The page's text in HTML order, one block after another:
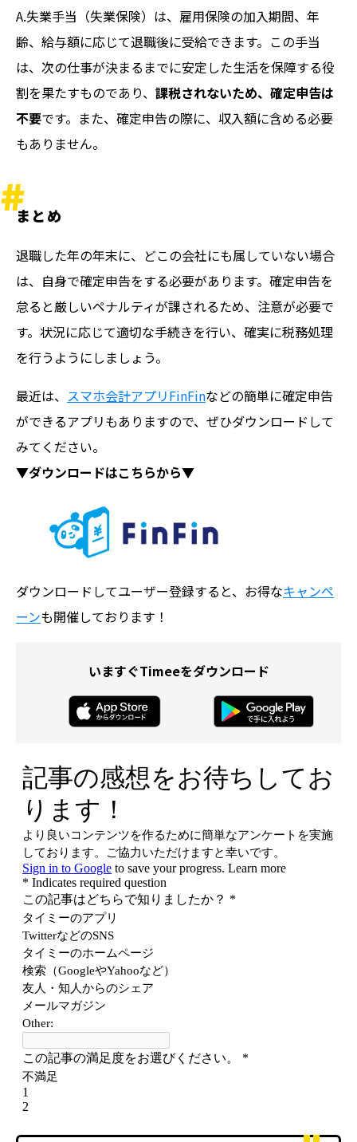
A.失業手当（失業保険）は、雇用保険の加入期間、年
齢、給与額に応じて退職後に受給できます。この手当
は、次の仕事が決まるまでに安定した生活を保障する役
割を果たすものであり、 課税されないため、確定申告は
不要です。また、確定申告の際に、収入額に含める必要
もありません。
まとめ
退職した年の年末に、どこの会社にも属していない場合
は、自身で確定申告をする必要があります。確定申告を
怠ると厳しいペナルティが課されるため、注意が必要で
す。状況に応じて適切な手続きを行い、確実に税務処理
を行うようにしましょう。
最近は、 スマホ会計アプリFinFinなどの簡単に確定申告
ができるアプリもありますので、ぜひダウンロードして
みてください。
▼ダウンロードはこちらから▼
ダウンロードしてユーザー登録すると、お得なキャンペ
ーンも開催しております！
いますぐTimeeをダウンロード